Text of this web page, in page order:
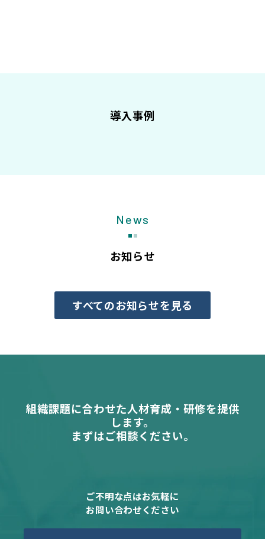
導入事例
News
お知らせ
すべてのお知らせを見る
組織課題に合わせた人材育成・研修を提供
します。
まずはご相談ください。
ご不明な点はお気軽に
お問い合わせください